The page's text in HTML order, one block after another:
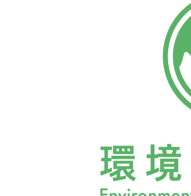
很低，所以銷售價格和純
館購買來提供給顧客使用。